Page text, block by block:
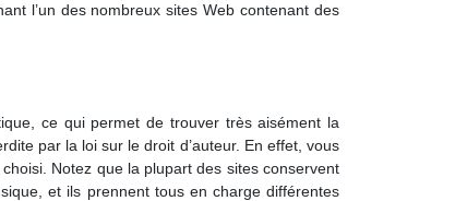
l’un des nombreux sites Web contenant des
ce qui permet de trouver très aisément la
par la loi sur le droit d’auteur. En effet, vous
Notez que la plupart des sites conservent
et ils prennent tous en charge différentes